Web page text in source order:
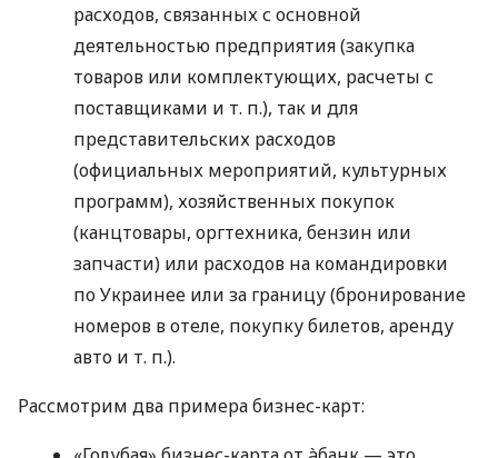
расходов, связанных с основной
деятельностью предприятия (закупка
товаров или комплектующих, расчеты с
поставщиками и т. п.), так и для
представительских расходов
(официальных мероприятий, культурных
программ), хозяйственных покупок
(канцтовары, оргтехника, бензин или
запчасти) или расходов на командировки
по Украинее или за границу (бронирование
номеров в отеле, покупку билетов, аренду
авто и т. п.).
Рассмотрим два примера бизнес-карт: